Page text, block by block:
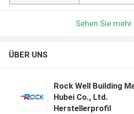
Sehen Sie mehr
ÜBER UNS
Rock Well Building
Hubei Co., Ltd.
Herstellerprofil